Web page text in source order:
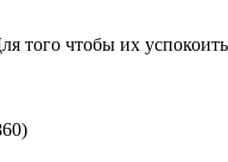
чтобы их успокоить,